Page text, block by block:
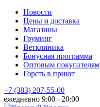
Новости
Цены и доставка
Магазины
Груминг
Ветклиника
Бонусная программа
Оптовым покупателям
Горсть в приют
+7 (383) 207-55-00
ежедневно 9:00 - 20:00